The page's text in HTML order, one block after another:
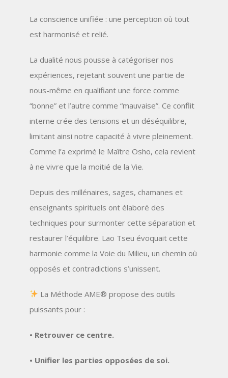
La conscience unifiée : une perception où tout
est harmonisé et relié.
La dualité nous pousse à catégoriser nos
expériences, rejetant souvent une partie de
nous-même en qualifiant une force comme
“bonne” et l’autre comme “mauvaise”. Ce conflit
interne crée des tensions et un déséquilibre,
limitant ainsi notre capacité à vivre pleinement.
Comme l’a exprimé le Maître Osho, cela revient
à ne vivre quela moitié de la Vie.
Depuis des millénaires, sages, chamanes et
enseignants spirituels ont élaboré des
techniques pour surmonter cette séparation et
restaurer l’équilibre. Lao Tseu évoquait cette
harmonie commela Voie du Milieu, un chemin où
opposés et contradictions s’unissent.
La Méthode AME® propose des outils
puissants pour :
• Retrouver ce centre.
• Unifier les parties opposées de soi.